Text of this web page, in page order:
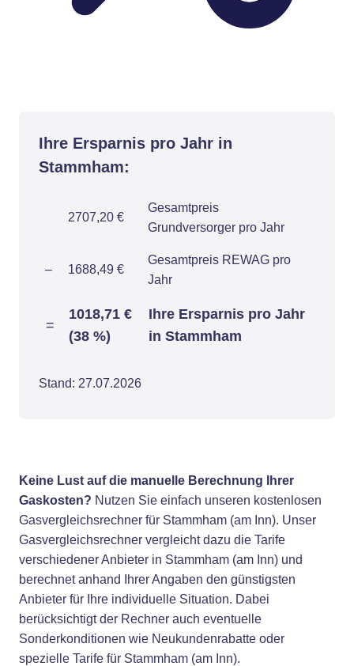
Ihre Ersparnis pro Jahr in
Stammham:
2707,20 €
Gesamtpreis
Grundversorger pro Jahr
– 1688,49 €
Gesamtpreis REWAG pro
Jahr
=
1018,71 €
(38 %)
Ihre Ersparnis pro Jahr
in Stammham
Stand: 27.07.2026
Keine Lust auf die manuelle Berechnung Ihrer
Gaskosten? Nutzen Sie einfach unseren kostenlosen
Gasvergleichsrechner für Stammham (am Inn). Unser
Gasvergleichsrechner vergleicht dazu die Tarife
verschiedener Anbieter in Stammham (am Inn) und
berechnet anhand Ihrer Angaben den günstigsten
Anbieter für Ihre individuelle Situation. Dabei
berücksichtigt der Rechner auch eventuelle
Sonderkonditionen wie Neukundenrabatte oder
spezielle Tarife für Stammham (am Inn).